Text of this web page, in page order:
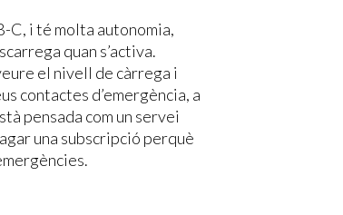
C, i té molta autonomia,
quan s’activa.
el nivell de càrrega i
contactes d’emergència, a
pensada com un servei
una subscripció perquè